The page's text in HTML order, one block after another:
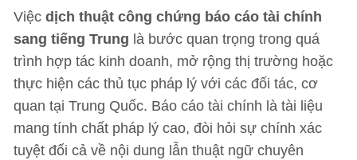
Việc dịch thuật công chứng báo cáo tài chính
sang tiếng Trung là bước quan trọng trong quá
trình hợp tác kinh doanh, mở rộng thị trường hoặc
thực hiện các thủ tục pháp lý với các đối tác, cơ
quan tại Trung Quốc. Báo cáo tài chính là tài liệu
mang tính chất pháp lý cao, đòi hỏi sự chính xác
tuyệt đối cả về nội dung lẫn thuật ngữ chuyên